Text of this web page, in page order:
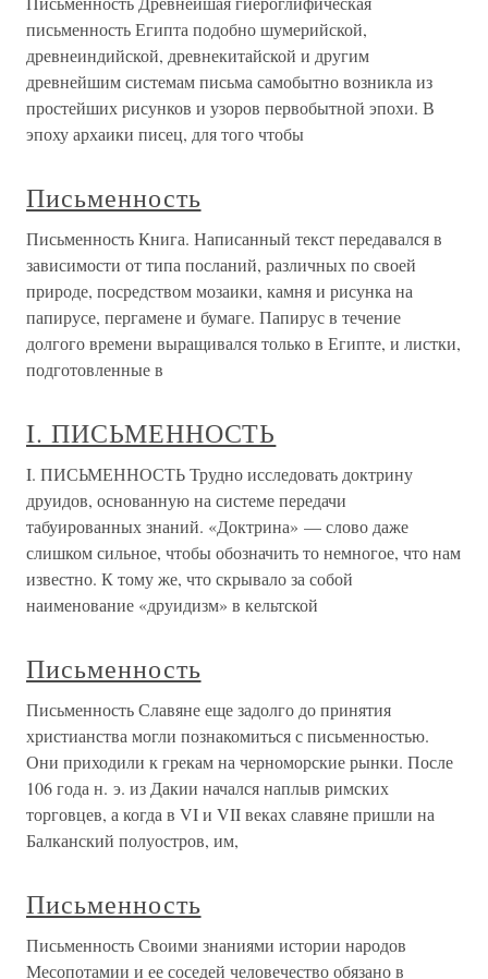
письменность Египта подобно шумерийской,
древнеиндийской, древнекитайской и другим
древнейшим системам письма самобытно возникла из
простейших рисунков и узоров первобытной эпохи. В
эпоху архаики писец, для того чтобы
Письменность
Письменность Книга. Написанный текст передавался в
зависимости от типа посланий, различных по своей
природе, посредством мозаики, камня и рисунка на
папирусе, пергамене и бумаге. Папирус в течение
долгого времени выращивался только в Египте, и листки,
подготовленные в
I. ПИСЬМЕННОСТЬ
I. ПИСЬМЕННОСТЬ Трудно исследовать доктрину
друидов, основанную на системе передачи
табуированных знаний. «Доктрина» — слово даже
слишком сильное, чтобы обозначить то немногое, что нам
известно. К тому же, что скрывало за собой
наименование «друидизм» в кельтской
Письменность
Письменность Славяне еще задолго до принятия
христианства могли познакомиться с письменностью.
Они приходили к грекам на черноморские рынки. После
106 года н. э. из Дакии начался наплыв римских
торговцев, а когда в VI и VII веках славяне пришли на
Балканский полуостров, им,
Письменность
Письменность Своими знаниями истории народов
Месопотамии и ее соседей человечество обязано в